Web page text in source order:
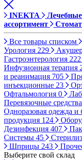
INEKTA
ассортимент
Все товары списком
Урология 229
Гастроэнтерология 222
Инфузионная терапия
и реанимация 705
инъекционные 23
Офтальмология 0
Перевязочные средства
Одноразовая одежда и
продукция 124
Дезинфекция 407
Системы 45
Шприцы 243
Выберите свой склад